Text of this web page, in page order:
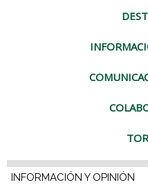
INFORMACIÓN Y OPINIÓN